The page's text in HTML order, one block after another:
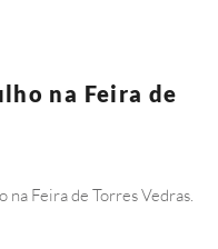
na Feira de
Feira de Torres Vedras.